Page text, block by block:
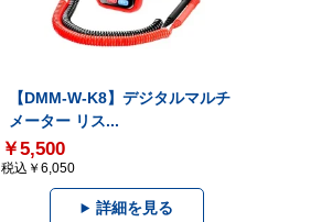
【DMM-W-K8】デジタルマルチ
メーター リス...
￥5,500
税込￥6,050
詳細を見る